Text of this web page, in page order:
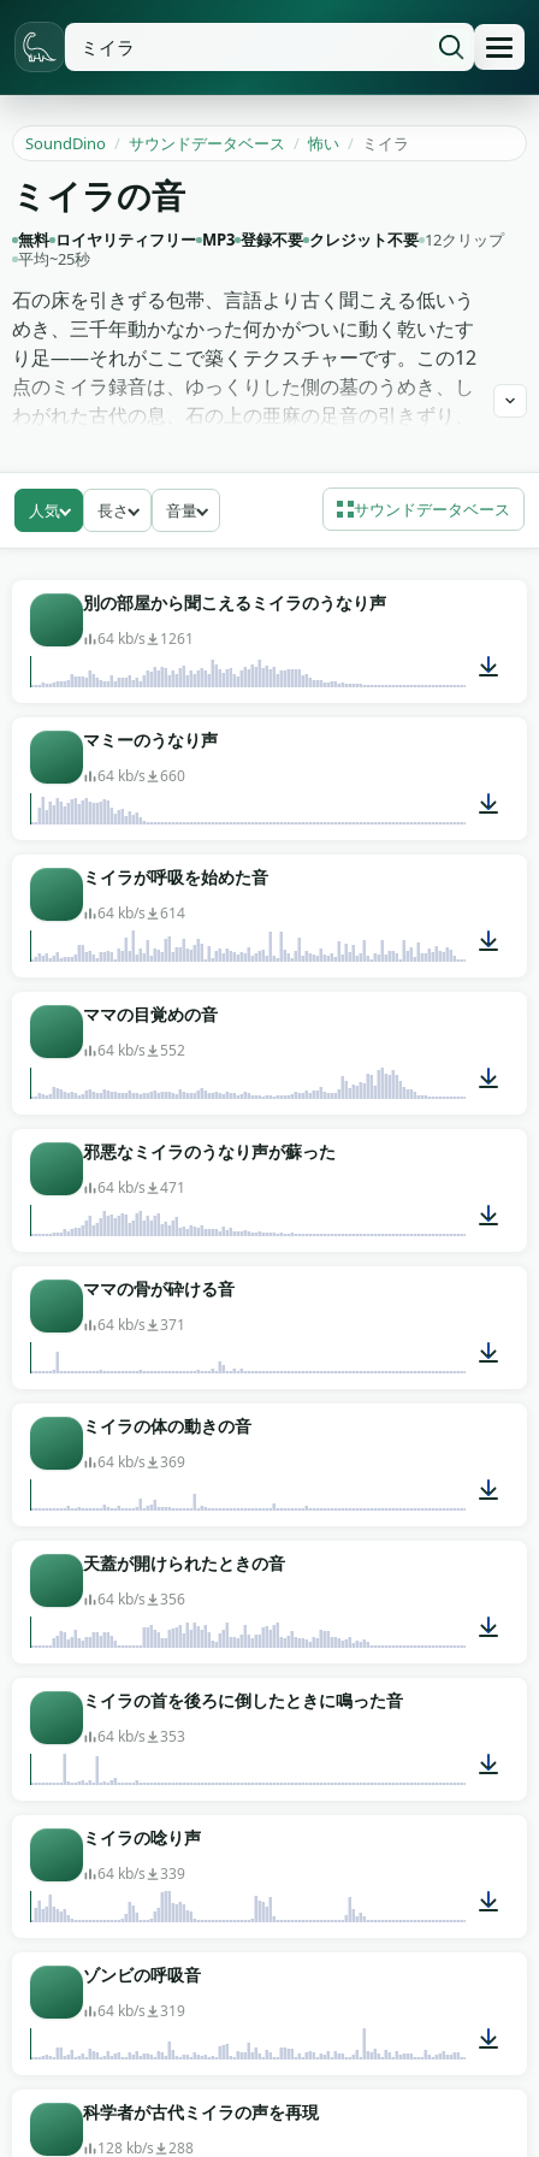
SoundDino / サウンドデータベース / 怖い / ミイラ
ミイラの音
無料 ロイヤリティフリー MP3 登録不要 クレジット不要 12クリップ
平均~25秒
石の床を引きずる包帯、言語より古く聞こえる低いう
めき、三千年動かなかった何かがついに動く乾いたす
り足——それがここで築くテクスチャーです。この12
点のミイラ録音は、ゆっくりした側の墓のうめき、し
わがれた古代の息、石の上の亜麻の足音の引きずり、
い喉のうなりを扱います。ほとんどのテイクはドライ
で中央定位なので、ルームリバーブはあなたの手に残
ります。
イズの背後に注意を要求せずに座るため、号泣とうめ
きの素材を引きます。インディーホラーゲームは、一
人称の地下室探検の下に息と包帯のレイヤーを使いま
す——足の引きずりがセリフなしに脅威を加えます。
クリーンにピッチアップする誇張気味の高笑いとうめ
きのテイクに手を伸ばします。シーンに必要なものを
引いてください。パック全体が無料でダウンロード、
人気 長さ 音量 サウンドデータベース
別の部屋から聞こえるミイラのうなり声
64 kb/s 1261
マミーのうなり声
64 kb/s 660
ミイラが呼吸を始めた音
64 kb/s 614
ママの目覚めの音
64 kb/s 552
邪悪なミイラのうなり声が蘇った
64 kb/s 471
ママの骨が砕ける音
64 kb/s 371
ミイラの体の動きの音
64 kb/s 369
天蓋が開けられたときの音
64 kb/s 356
ミイラの首を後ろに倒したときに鳴った音
64 kb/s 353
ミイラの唸り声
64 kb/s 339
ゾンビの呼吸音
64 kb/s 319
科学者が古代ミイラの声を再現
128 kb/s 288